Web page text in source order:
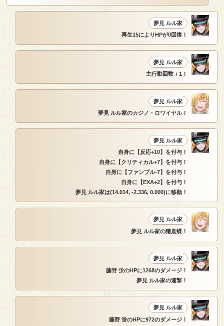
夢見 ルル家
再生15によりHPが0回復！
夢見 ルル家
主行動回数＋1！
夢見 ルル家
夢見 ルル家のカジノ・ロワイヤル！
夢見 ルル家
自身に【反応+10】を付与！
自身に【クリティカル+7】を付与！
自身に【ファンブル-7】を付与！
自身に【EXA+2】を付与！
夢見 ルル家は(14.014, -2.336, 0.000)に移動！
夢見 ルル家
夢見 ルル家の猪鹿蝶！
夢見 ルル家
藤野 蛍のHPに1268のダメージ！
夢見 ルル家の連撃！
夢見 ルル家
藤野 蛍のHPに972のダメージ！